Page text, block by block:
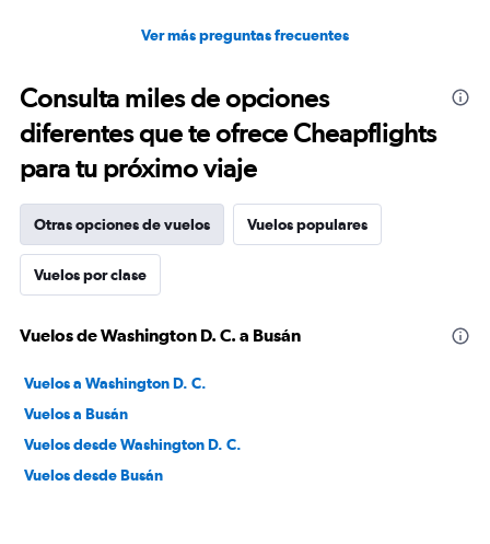
Ver más preguntas frecuentes
Consulta miles de opciones
diferentes que te ofrece Cheapflights
para tu próximo viaje
Otras opciones de vuelos Vuelos populares
Vuelos por clase
Vuelos de Washington D. C. a Busán
Vuelos a Washington D. C.
Vuelos a Busán
Vuelos desde Washington D. C.
Vuelos desde Busán